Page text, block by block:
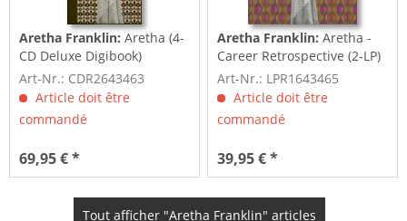
Aretha Franklin: Aretha (4-
CD Deluxe Digibook)
Art-Nr.: CDR2643463
Article doit être
commandé
69,95 € *
Aretha Franklin: Aretha -
Career Retrospective (2-LP)
Art-Nr.: LPR1643465
Article doit être
commandé
39,95 € *
Tout afficher "Aretha Franklin" articles